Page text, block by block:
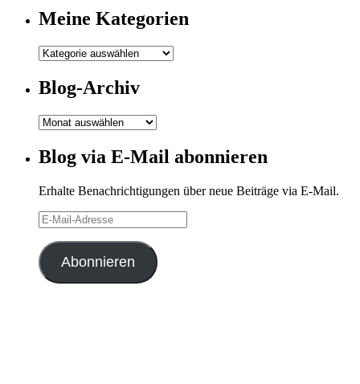
Meine Kategorien
Meine
Blog-Archiv
Blog-
Blog via E-Mail abonnieren
Erhalte Benachrichtigungen über neue Beiträge via E-Mail.
E-
Mail-
Adresse
Abonnieren